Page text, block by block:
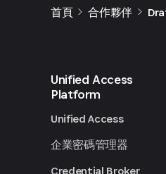
首頁 合作夥伴
Unified Access
Platform
Unified Access
企業密碼管理器
Credential Broker